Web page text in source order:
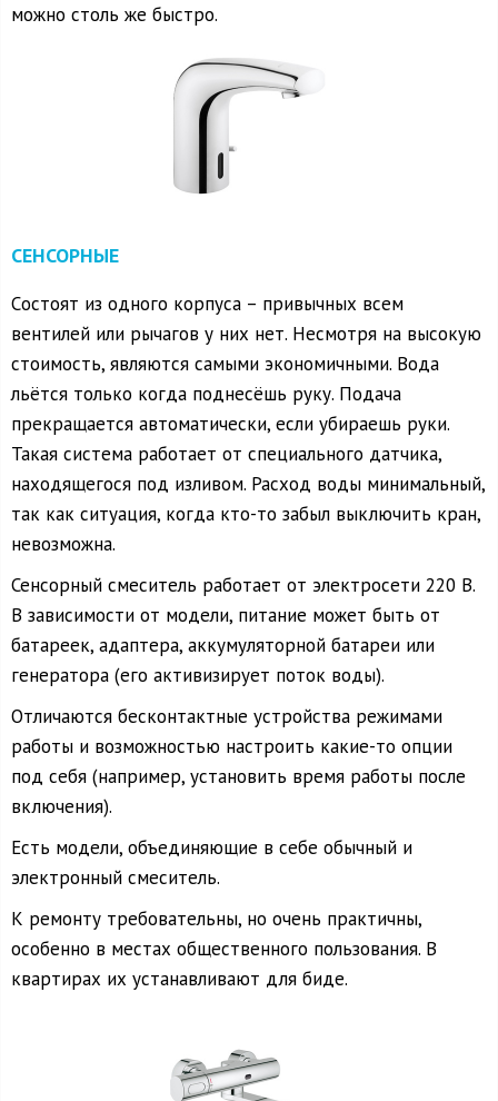
можно столь же быстро.
СЕНСОРНЫЕ
Cостоят из одного корпуса – привычных всем
вентилей или рычагов у них нет. Несмотря на высокую
стоимость, являются самыми экономичными. Вода
льётся только когда поднесёшь руку. Подача
прекращается автоматически, если убираешь руки.
Такая система работает от специального датчика,
находящегося под изливом. Расход воды минимальный,
так как ситуация, когда кто-то забыл выключить кран,
невозможна.
Сенсорный смеситель работает от электросети 220 В.
В зависимости от модели, питание может быть от
батареек, адаптера, аккумуляторной батареи или
генератора (его активизирует поток воды).
Отличаются бесконтактные устройства режимами
работы и возможностью настроить какие-то опции
под себя (например, установить время работы после
включения).
Есть модели, объединяющие в себе обычный и
электронный смеситель.
К ремонту требовательны, но очень практичны,
особенно в местах общественного пользования. В
квартирах их устанавливают для биде.